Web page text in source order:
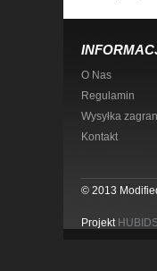
O Nas
Regulamin
Wysyłka
Kontakt
© 2013
Projekt